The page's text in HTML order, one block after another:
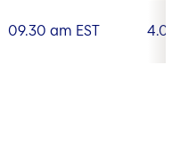
09.30 am EST 4.00